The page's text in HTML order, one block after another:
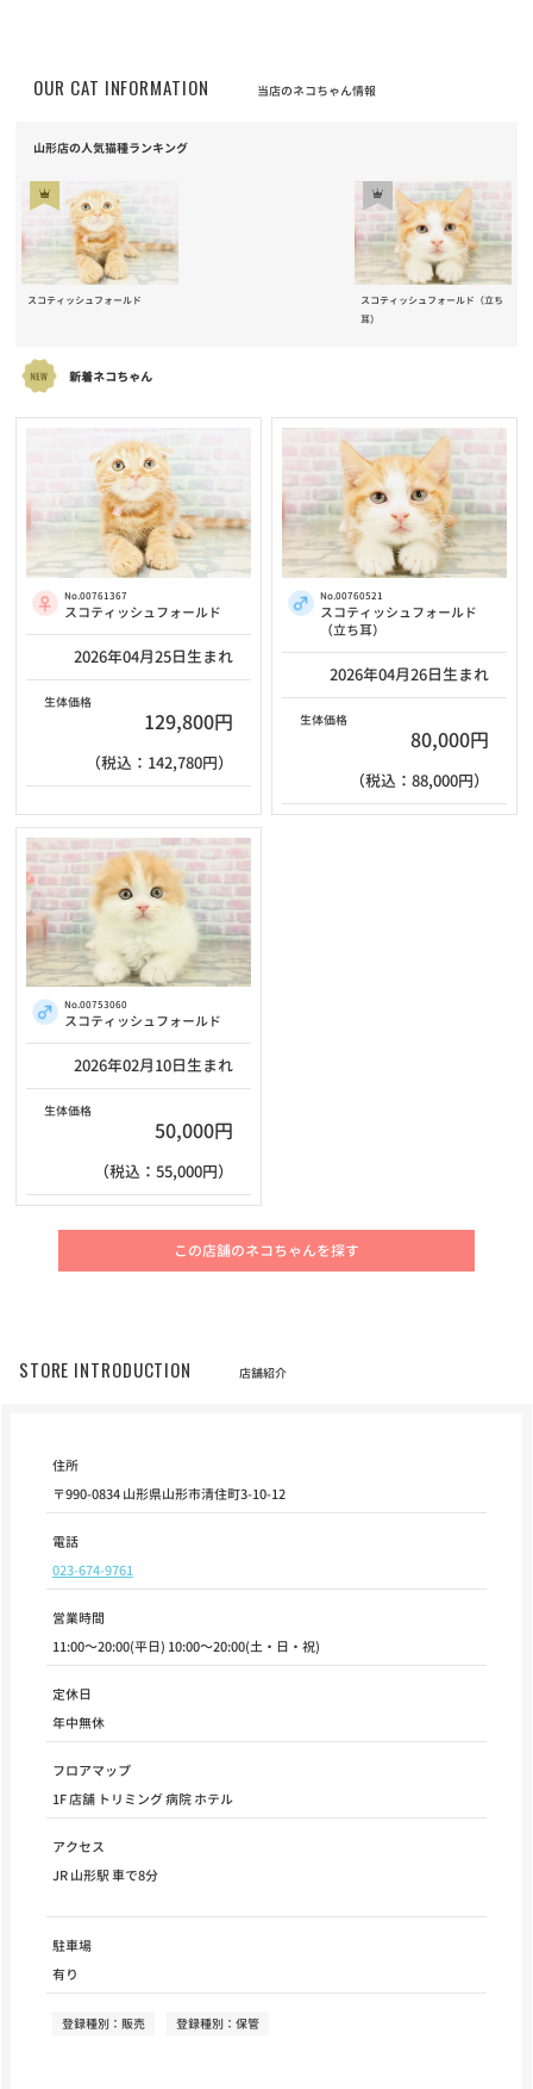
OUR CAT INFORMATION 当店のネコちゃん情報
山形店の人気猫種ランキング
スコティッシュフォールド
スコティッシュフォールド（立ち
耳）
新着ネコちゃん
No.00761367
スコティッシュフォールド
2026年04月25日生まれ
生体価格
129,800円
（税込：142,780円）
No.00760521
スコティッシュフォールド
（立ち耳）
2026年04月26日生まれ
生体価格
80,000円
（税込：88,000円）
No.00753060
スコティッシュフォールド
2026年02月10日生まれ
生体価格
50,000円
（税込：55,000円）
この店舗のネコちゃんを探す
STORE INTRODUCTION 店舗紹介
住所
〒990-0834 山形県山形市清住町3-10-12
電話
023-674-9761
営業時間
11:00～20:00(平日) 10:00～20:00(土・日・祝)
定休日
年中無休
フロアマップ
1F 店舗 トリミング 病院 ホテル
アクセス
JR 山形駅 車で8分
駐車場
有り
登録種別：販売 登録種別：保管